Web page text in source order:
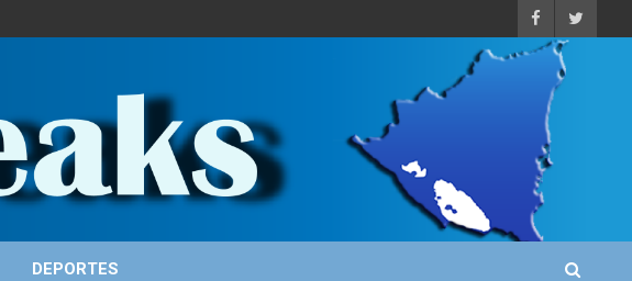
DEPORTES